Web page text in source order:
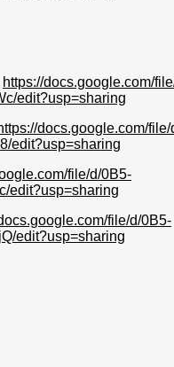
https://docs.google.com/
edit?usp=sharing
docs.google.com/
edit?usp=sharing
file/d/0B5-
edit?usp=sharing
file/d/0B5-
edit?usp=sharing